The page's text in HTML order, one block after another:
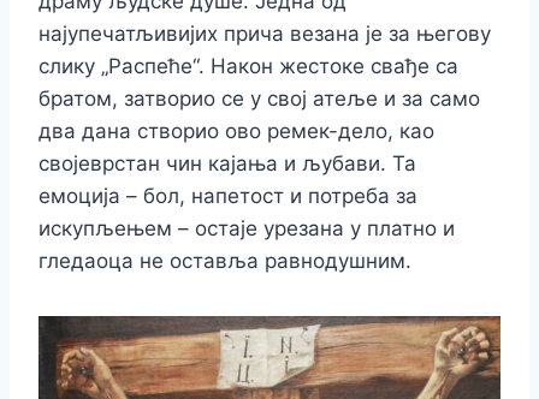
најупечатљивијих прича везана је за његову
слику „Распеће“. Након жестоке свађе са
братом, затворио се у свој атеље и за само
два дана створио ово ремек-дело, као
својеврстан чин кајања и љубави. Та
емоција – бол, напетост и потреба за
искупљењем – остаје урезана у платно и
гледаоца не оставља равнодушним.